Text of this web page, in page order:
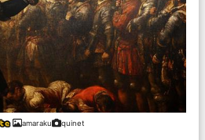
amaraku quinet